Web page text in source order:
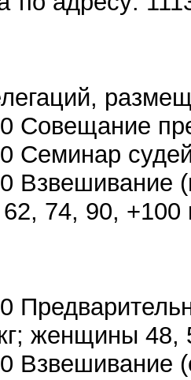
Совещание
Семинар
Взвешивание
74, 90,
женщины 48,
Взвешивание